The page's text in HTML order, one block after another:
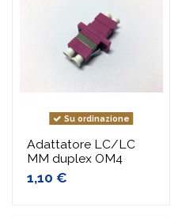
Su ordinazione
Adattatore LC/LC
MM duplex OM4
1,10 €